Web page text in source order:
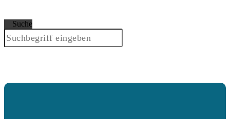
Suche